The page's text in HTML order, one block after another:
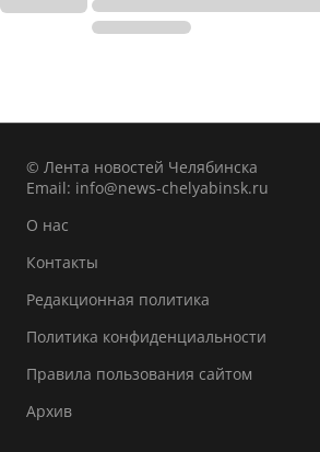
© Лента новостей Челябинска
Email: info@news-chelyabinsk.ru
О нас
Контакты
Редакционная политика
Политика конфиденциальности
Правила пользования сайтом
Архив